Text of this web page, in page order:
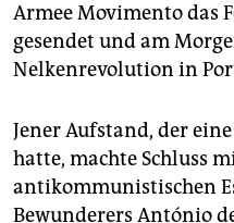
Armee Movimento das
gesendet und am
Nelkenrevolution in
Jener Aufstand, der
hatte, machte Schluss
antikommunistischen
Bewunderers António